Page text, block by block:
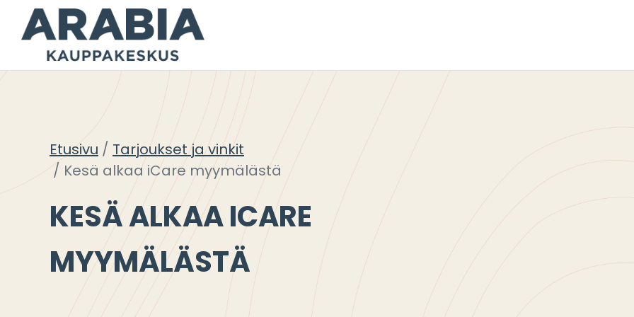
Siirry
sisältöön
Etusivu
Tarjoukset ja vinkit
Kesä alkaa iCare myymälästä
KESÄ ALKAA ICARE
MYYMÄLÄSTÄ